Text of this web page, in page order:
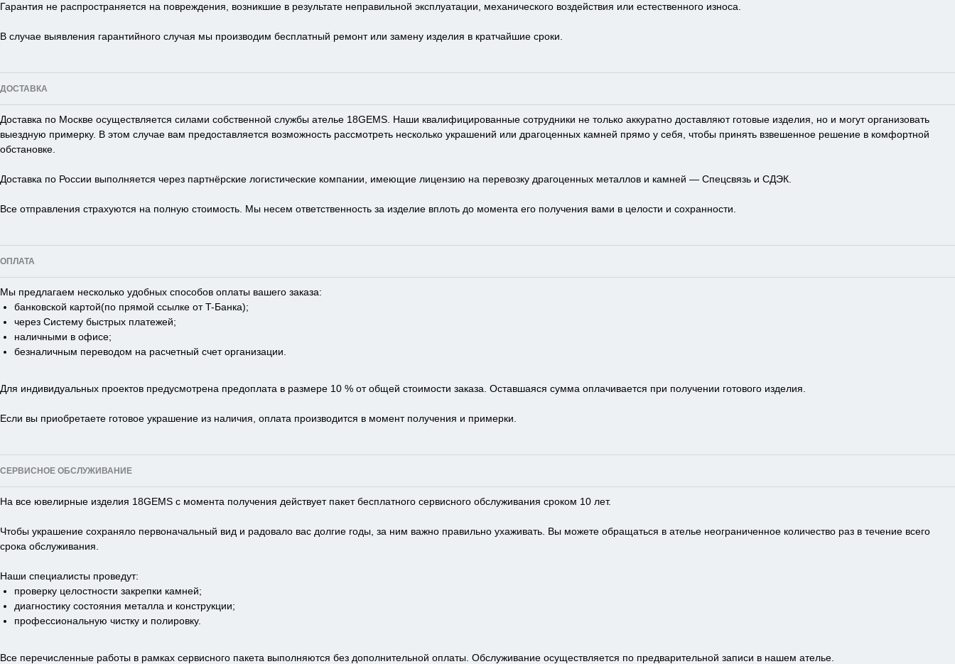
Гарантия не распространяется на повреждения, возникшие в результате неправильной эксплуатации, механического воздействия или естественного износа.
В случае выявления гарантийного случая мы производим бесплатный ремонт или замену изделия в кратчайшие сроки.
ДОСТАВКА
Доставка по Москве осуществляется силами собственной службы ателье 18GEMS. Наши квалифицированные сотрудники не только аккуратно доставляют готовые изделия, но и могут организовать
выездную примерку. В этом случае вам предоставляется возможность рассмотреть несколько украшений или драгоценных камней прямо у себя, чтобы принять взвешенное решение в комфортной
обстановке.
Доставка по России выполняется через партнёрские логистические компании, имеющие лицензию на перевозку драгоценных металлов и камней — Спецсвязь и СДЭК.
Все отправления страхуются на полную стоимость. Мы несем ответственность за изделие вплоть до момента его получения вами в целости и сохранности.
ОПЛАТА
Мы предлагаем несколько удобных способов оплаты вашего заказа:
банковской картой(по прямой ссылке от T-Банка);
через Систему быстрых платежей;
наличными в офисе;
безналичным переводом на расчетный счет организации.
Для индивидуальных проектов предусмотрена предоплата в размере 10 % от общей стоимости заказа. Оставшаяся сумма оплачивается при получении готового изделия.
Если вы приобретаете готовое украшение из наличия, оплата производится в момент получения и примерки.
СЕРВИСНОЕ ОБСЛУЖИВАНИЕ
На все ювелирные изделия 18GEMS с момента получения действует пакет бесплатного сервисного обслуживания сроком 10 лет.
Чтобы украшение сохраняло первоначальный вид и радовало вас долгие годы, за ним важно правильно ухаживать. Вы можете обращаться в ателье неограниченное количество раз в течение всего
срока обслуживания.
Наши специалисты проведут:
проверку целостности закрепки камней;
диагностику состояния металла и конструкции;
профессиональную чистку и полировку.
Все перечисленные работы в рамках сервисного пакета выполняются без дополнительной оплаты. Обслуживание осуществляется по предварительной записи в нашем ателье.